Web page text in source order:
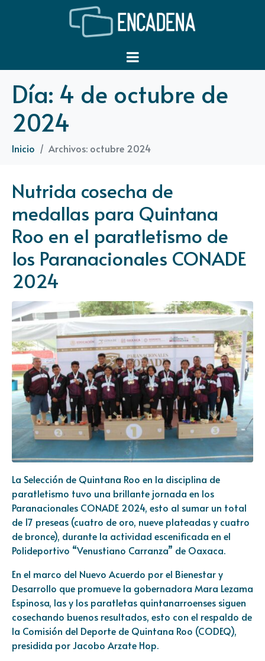
Día: 4 de octubre de
2024
Inicio Archivos: octubre 2024
Nutrida cosecha de
medallas para Quintana
Roo en el paratletismo de
los Paranacionales CONADE
2024
La Selección de Quintana Roo en la disciplina de
paratletismo tuvo una brillante jornada en los
Paranacionales CONADE 2024, esto al sumar un total
de 17 preseas (cuatro de oro, nueve plateadas y cuatro
de bronce), durante la actividad escenificada en el
Polideportivo “Venustiano Carranza” de Oaxaca.
En el marco del Nuevo Acuerdo por el Bienestar y
Desarrollo que promueve la gobernadora Mara Lezama
Espinosa, las y los paratletas quintanarroenses siguen
cosechando buenos resultados, esto con el respaldo de
la Comisión del Deporte de Quintana Roo (CODEQ),
presidida por Jacobo Arzate Hop.